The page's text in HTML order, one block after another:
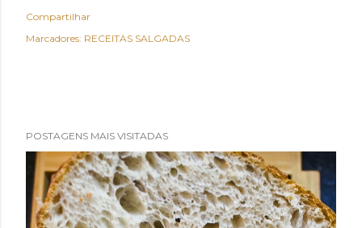
Compartilhar
Marcadores: RECEITAS SALGADAS
POSTAGENS MAIS VISITADAS